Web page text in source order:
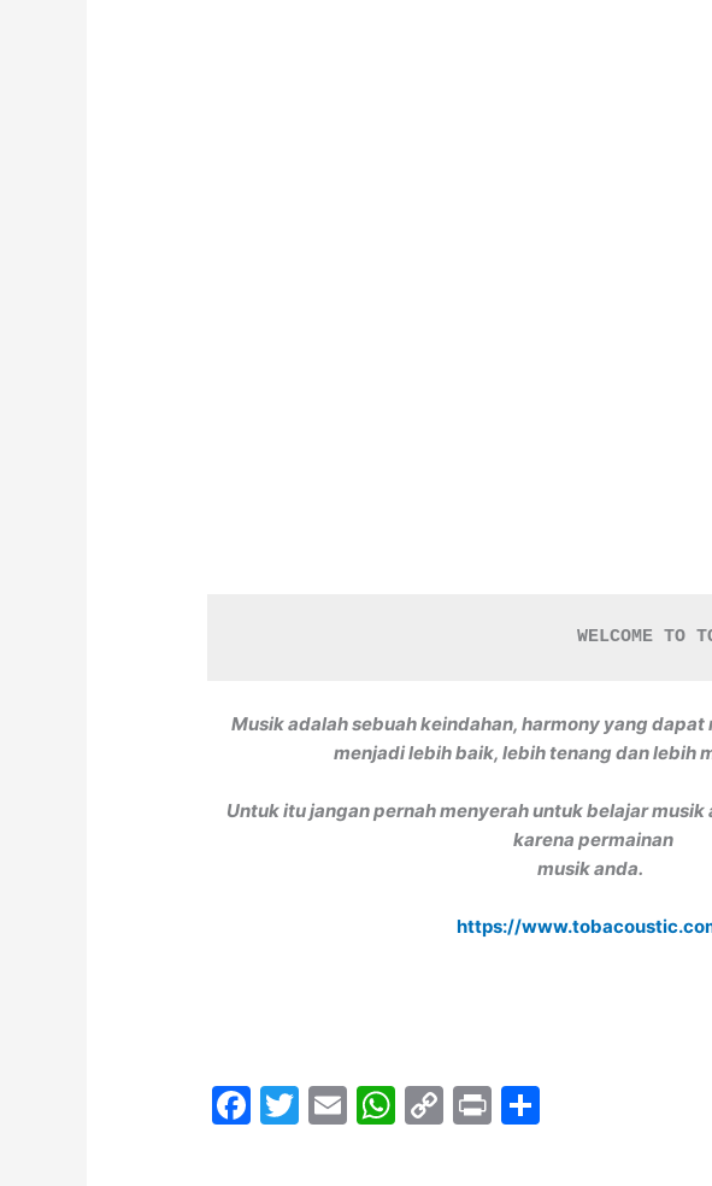
WELCOME TO
Musik adalah sebuah keindahan, harmony yang
menjadi lebih baik, lebih tenang dan lebih
Untuk itu jangan pernah menyerah untuk belajar
karena permainan
musik anda.
https://
F
T
E
W C
Pr